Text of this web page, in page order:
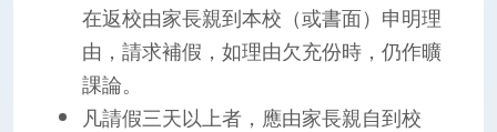
在返校由家長親到本校（或書面）申明理
由，請求補假，如理由欠充份時，仍作曠
課論。
凡請假三天以上者，應由家長親自到校